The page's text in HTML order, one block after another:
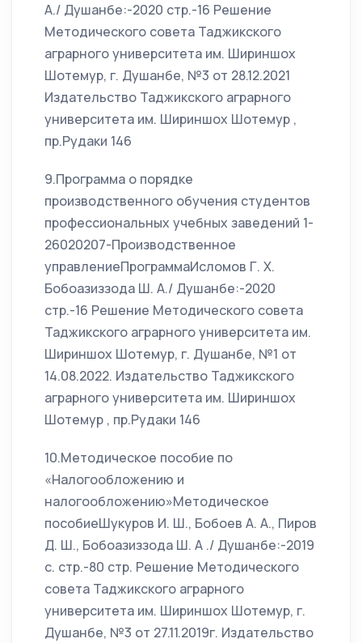
А./ Душанбе:-2020 стр.-16 Решение
Методического совета Таджикского
аграрного университета им. Шириншох
Шотемур, г. Душанбе, №3 от 28.12.2021
Издательство Таджикского аграрного
университета им. Шириншох Шотемур ,
пр.Рудаки 146
9.Программа о порядке
производственного обучения студентов
профессиональных учебных заведений 1-
26020207-Производственное
управлениеПрограммаИсломов Г. Х.
Бобоазиззода Ш. А./ Душанбе:-2020
стр.-16 Решение Методического совета
Таджикского аграрного университета им.
Шириншох Шотемур, г. Душанбе, №1 от
14.08.2022. Издательство Таджикского
аграрного университета им. Шириншох
Шотемур , пр.Рудаки 146
10.Методическое пособие по
«Налогообложению и
налогообложению»Методическое
пособиеШукуров И. Ш., Бобоев А. А., Пиров
Д. Ш., Бобоазиззода Ш. А ./ Душанбе:-2019
с. стр.-80 стр. Решение Методического
совета Таджикского аграрного
университета им. Шириншох Шотемур, г.
Душанбе, №3 от 27.11.2019г. Издательство